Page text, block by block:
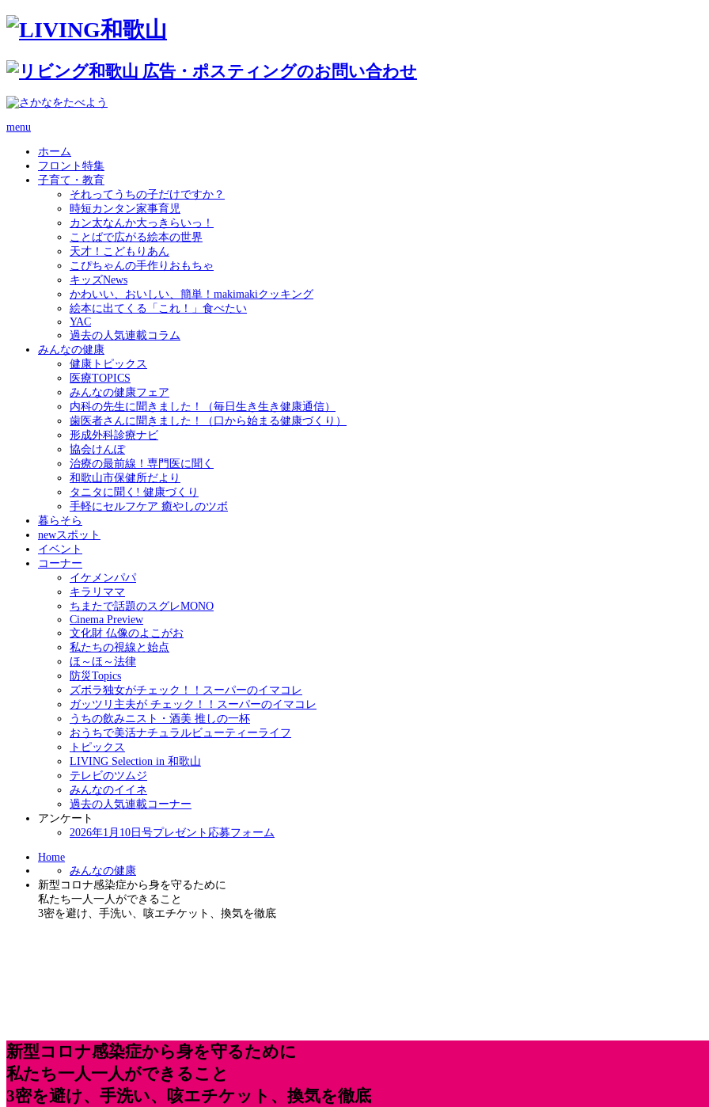
menu
ホーム
フロント特集
子育て・教育
それってうちの子だけですか？
時短カンタン家事育児
カン太なんか大っきらいっ！
ことばで広がる絵本の世界
天才！こどもりあん
こぴちゃんの手作りおもちゃ
キッズNews
かわいい、おいしい、簡単！makimakiクッキング
絵本に出てくる「これ！」食べたい
YAC
過去の人気連載コラム
みんなの健康
健康トピックス
医療TOPICS
みんなの健康フェア
内科の先生に聞きました！（毎日生き生き健康通信）
歯医者さんに聞きました！（口から始まる健康づくり）
形成外科診療ナビ
協会けんぽ
治療の最前線！専門医に聞く
和歌山市保健所だより
タニタに聞く! 健康づくり
手軽にセルフケア 癒やしのツボ
暮らそら
newスポット
イベント
コーナー
イケメンパパ
キラリママ
ちまたで話題のスグレMONO
Cinema Preview
文化財 仏像のよこがお
私たちの視線と始点
ほ～ほ～法律
防災Topics
ズボラ独女がチェック！！スーパーのイマコレ
ガッツリ主夫が チェック！！スーパーのイマコレ
うちの飲みニスト・酒美 推しの一杯
おうちで美活ナチュラルビューティーライフ
トピックス
LIVING Selection in 和歌山
テレビのツムジ
みんなのイイネ
過去の人気連載コーナー
アンケート
2026年1月10日号プレゼント応募フォーム
Home
みんなの健康
新型コロナ感染症から身を守るために
私たち一人一人ができること
3密を避け、手洗い、咳エチケット、換気を徹底
新型コロナ感染症から身を守るために
私たち一人一人ができること
3密を避け、手洗い、咳エチケット、換気を徹底